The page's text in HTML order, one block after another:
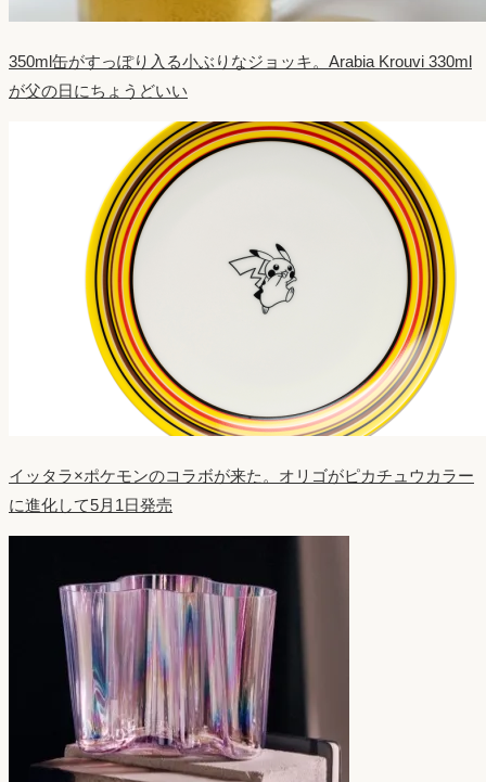
350ml缶がすっぽり入る小ぶりなジョッキ。Arabia Krouvi 330ml
が父の日にちょうどいい
イッタラ×ポケモンのコラボが来た。オリゴがピカチュウカラー
に進化して5月1日発売